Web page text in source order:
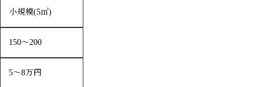
小規模(5㎡)
150〜200
5〜8万円